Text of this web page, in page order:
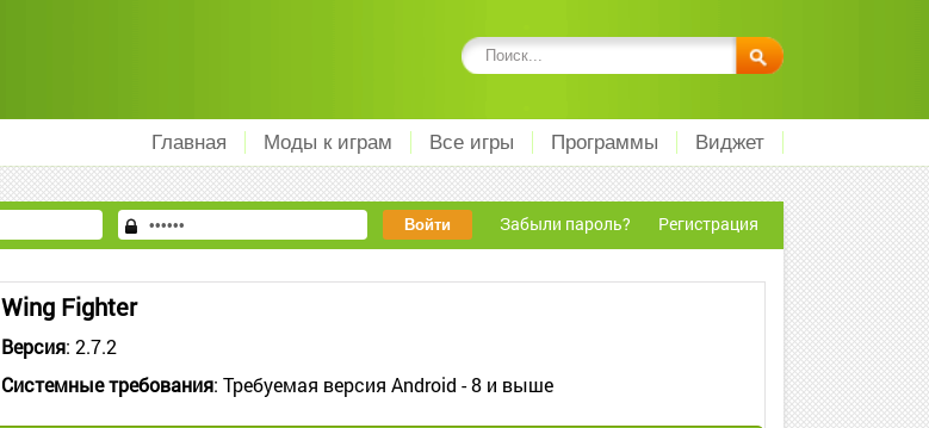
Главная Моды к играм Все игры Программы Виджет
Забыли пароль? Регистрация
Wing Fighter
Версия: 2.7.2
Системные требования: Требуемая версия Android - 8 и выше